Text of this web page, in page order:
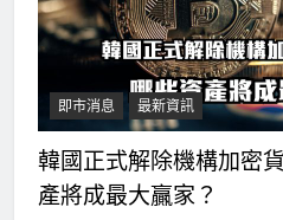
即市消息 最新資訊
韓國正式解除機構加密
產將成最大贏家？